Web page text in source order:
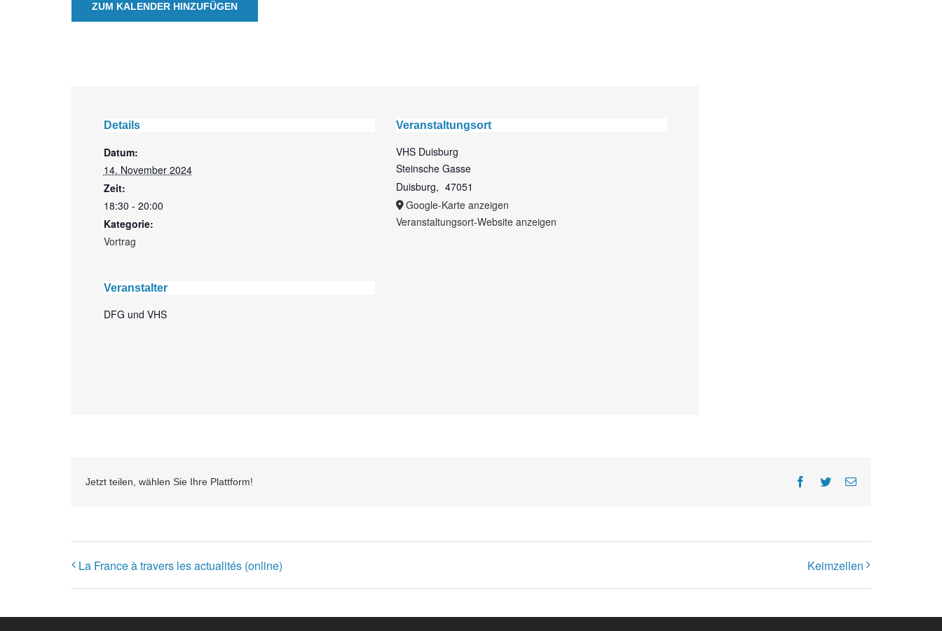
ZUM KALENDER HINZUFÜGEN
Details
Datum:
14. November 2024
Zeit:
18:30 - 20:00
Kategorie:
Vortrag
Veranstalter
DFG und VHS
Veranstaltungsort
VHS Duisburg
Steinsche Gasse
Duisburg, 47051
Google-Karte anzeigen
Veranstaltungsort-Website anzeigen
Jetzt teilen, wählen Sie Ihre Plattform! Facebook
TwitterE-
La France à travers les actualités (online) Keimzellen